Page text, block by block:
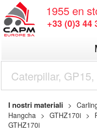
1955 en
+33 (0)3 44
I nostri materiali
Hangcha
GTHZ170i
GTHZ170i